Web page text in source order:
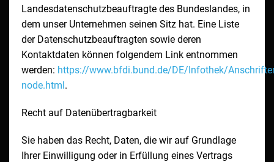
Landesdatenschutzbeauftragte des Bundeslandes, in
dem unser Unternehmen seinen Sitz hat. Eine Liste
der Datenschutzbeauftragten sowie deren
Kontaktdaten können folgendem Link entnommen
werden: https://www.bfdi.bund.de/DE/Infothek/
node.html.
Recht auf Datenübertragbarkeit
Sie haben das Recht, Daten, die wir auf Grundlage
Ihrer Einwilligung oder in Erfüllung eines Vertrags